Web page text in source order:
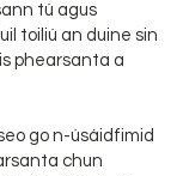
tú agus
toiliú an duine sin
phearsanta a
go n-úsáidfimid
chun